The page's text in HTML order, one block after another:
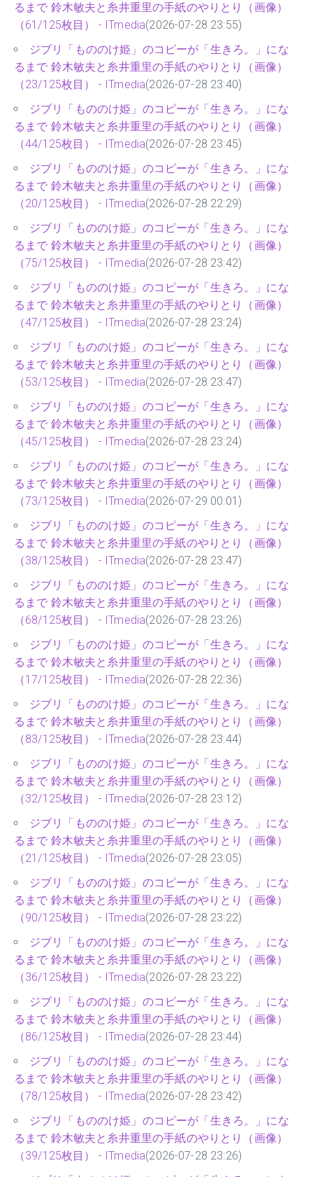
るまで 鈴木敏夫と糸井重里の手紙のやりとり（画像）
（61/125枚目） - ITmedia(2026-07-28 23:55)
ジブリ「もののけ姫」のコピーが「生きろ。」にな
るまで 鈴木敏夫と糸井重里の手紙のやりとり（画像）
（23/125枚目） - ITmedia(2026-07-28 23:40)
ジブリ「もののけ姫」のコピーが「生きろ。」にな
るまで 鈴木敏夫と糸井重里の手紙のやりとり（画像）
（44/125枚目） - ITmedia(2026-07-28 23:45)
ジブリ「もののけ姫」のコピーが「生きろ。」にな
るまで 鈴木敏夫と糸井重里の手紙のやりとり（画像）
（20/125枚目） - ITmedia(2026-07-28 22:29)
ジブリ「もののけ姫」のコピーが「生きろ。」にな
るまで 鈴木敏夫と糸井重里の手紙のやりとり（画像）
（75/125枚目） - ITmedia(2026-07-28 23:42)
ジブリ「もののけ姫」のコピーが「生きろ。」にな
るまで 鈴木敏夫と糸井重里の手紙のやりとり（画像）
（47/125枚目） - ITmedia(2026-07-28 23:24)
ジブリ「もののけ姫」のコピーが「生きろ。」にな
るまで 鈴木敏夫と糸井重里の手紙のやりとり（画像）
（53/125枚目） - ITmedia(2026-07-28 23:47)
ジブリ「もののけ姫」のコピーが「生きろ。」にな
るまで 鈴木敏夫と糸井重里の手紙のやりとり（画像）
（45/125枚目） - ITmedia(2026-07-28 23:24)
ジブリ「もののけ姫」のコピーが「生きろ。」にな
るまで 鈴木敏夫と糸井重里の手紙のやりとり（画像）
（73/125枚目） - ITmedia(2026-07-29 00:01)
ジブリ「もののけ姫」のコピーが「生きろ。」にな
るまで 鈴木敏夫と糸井重里の手紙のやりとり（画像）
（38/125枚目） - ITmedia(2026-07-28 23:47)
ジブリ「もののけ姫」のコピーが「生きろ。」にな
るまで 鈴木敏夫と糸井重里の手紙のやりとり（画像）
（68/125枚目） - ITmedia(2026-07-28 23:26)
ジブリ「もののけ姫」のコピーが「生きろ。」にな
るまで 鈴木敏夫と糸井重里の手紙のやりとり（画像）
（17/125枚目） - ITmedia(2026-07-28 22:36)
ジブリ「もののけ姫」のコピーが「生きろ。」にな
るまで 鈴木敏夫と糸井重里の手紙のやりとり（画像）
（83/125枚目） - ITmedia(2026-07-28 23:44)
ジブリ「もののけ姫」のコピーが「生きろ。」にな
るまで 鈴木敏夫と糸井重里の手紙のやりとり（画像）
（32/125枚目） - ITmedia(2026-07-28 23:12)
ジブリ「もののけ姫」のコピーが「生きろ。」にな
るまで 鈴木敏夫と糸井重里の手紙のやりとり（画像）
（21/125枚目） - ITmedia(2026-07-28 23:05)
ジブリ「もののけ姫」のコピーが「生きろ。」にな
るまで 鈴木敏夫と糸井重里の手紙のやりとり（画像）
（90/125枚目） - ITmedia(2026-07-28 23:22)
ジブリ「もののけ姫」のコピーが「生きろ。」にな
るまで 鈴木敏夫と糸井重里の手紙のやりとり（画像）
（36/125枚目） - ITmedia(2026-07-28 23:22)
ジブリ「もののけ姫」のコピーが「生きろ。」にな
るまで 鈴木敏夫と糸井重里の手紙のやりとり（画像）
（86/125枚目） - ITmedia(2026-07-28 23:44)
ジブリ「もののけ姫」のコピーが「生きろ。」にな
るまで 鈴木敏夫と糸井重里の手紙のやりとり（画像）
（78/125枚目） - ITmedia(2026-07-28 23:42)
ジブリ「もののけ姫」のコピーが「生きろ。」にな
るまで 鈴木敏夫と糸井重里の手紙のやりとり（画像）
（39/125枚目） - ITmedia(2026-07-28 23:26)